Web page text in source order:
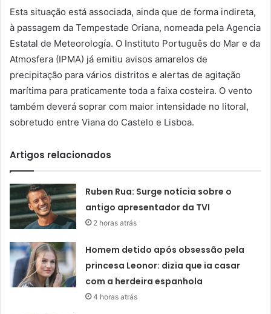
Esta situação está associada, ainda que de forma indireta,
à passagem da Tempestade Oriana, nomeada pela Agencia
Estatal de Meteorología. O Instituto Português do Mar e da
Atmosfera (IPMA) já emitiu avisos amarelos de
precipitação para vários distritos e alertas de agitação
marítima para praticamente toda a faixa costeira. O vento
também deverá soprar com maior intensidade no litoral,
sobretudo entre Viana do Castelo e Lisboa.
Artigos relacionados
Ruben Rua: Surge notícia sobre o
antigo apresentador da TVI
2 horas atrás
Homem detido após obsessão pela
princesa Leonor: dizia que ia casar
com a herdeira espanhola
4 horas atrás